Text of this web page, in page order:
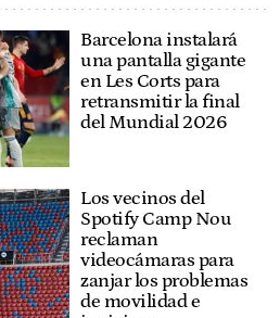
Barcelona instalará
una pantalla gigante
en Les Corts para
retransmitir la final
del Mundial 2026
Los vecinos del
Spotify Camp Nou
reclaman
videocámaras para
zanjar los problemas
de movilidad e